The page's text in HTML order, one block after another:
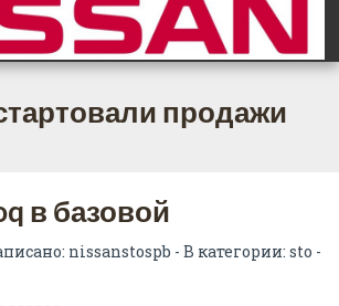
продажи
в базовой
nissanstospb - В категории:sto -